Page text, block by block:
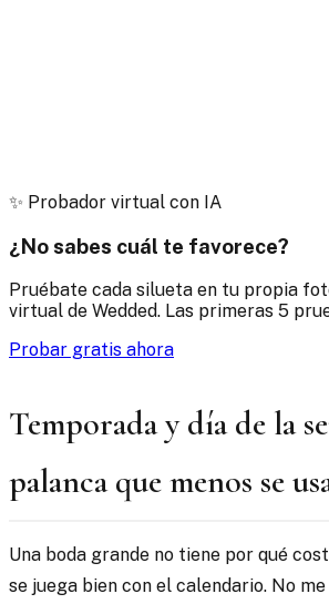
✨ Probador virtual con IA
¿No sabes cuál te favorece?
Pruébate cada silueta en tu propia
virtual de Wedded. Las primeras 5
Probar gratis ahora
Temporada y día de la
palanca que menos se
Una boda grande no tiene por qué
se juega bien con el calendario. No